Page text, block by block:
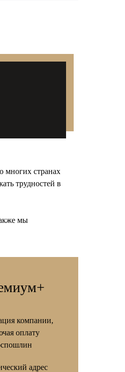
многих странах
трудностей в
мы
компании,
оплату
адрес